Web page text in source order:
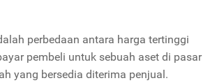
perbedaan antara harga tertinggi
pembeli untuk sebuah aset di pasar
yang bersedia diterima penjual.